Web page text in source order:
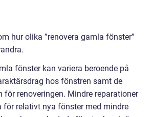
hur olika ”renovera gamla fönster”
fönster kan variera beroende på
hos fönstren samt de
för renoveringen. Mindre reparationer
för relativt nya fönster med mindre